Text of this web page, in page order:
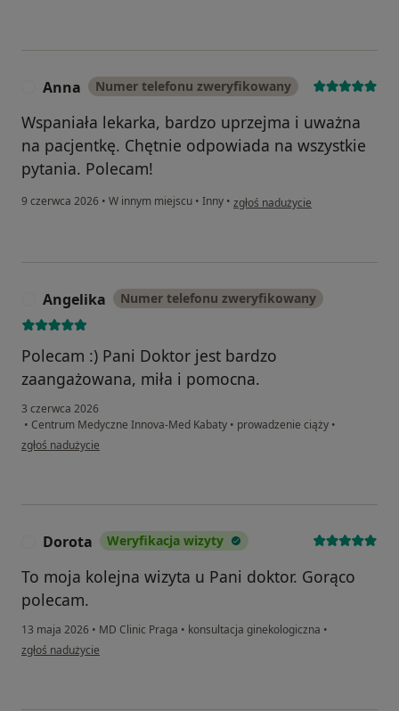
Anna Numer telefonu zweryfikowany
Wspaniała lekarka, bardzo uprzejma i uważna
na pacjentkę. Chętnie odpowiada na wszystkie
pytania. Polecam!
9 czerwca 2026 • W innym miejscu • Inny • w opinii użytkownika Anna
zgłoś nadużycie
Angelika Numer telefonu zweryfikowany
Polecam :) Pani Doktor jest bardzo
zaangażowana, miła i pomocna.
3 czerwca 2026
• Centrum Medyczne Innova-Med Kabaty • prowadzenie ciąży •
w opinii użytkownika Angelika
zgłoś nadużycie
Dorota Weryfikacja wizyty
To moja kolejna wizyta u Pani doktor. Gorąco
polecam.
13 maja 2026 • MD Clinic Praga • konsultacja ginekologiczna •
w opinii użytkownika Dorota
zgłoś nadużycie